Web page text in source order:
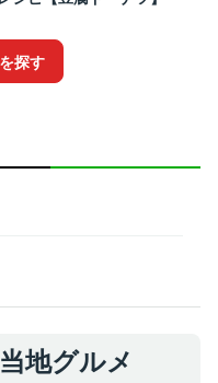
探す
地グルメ